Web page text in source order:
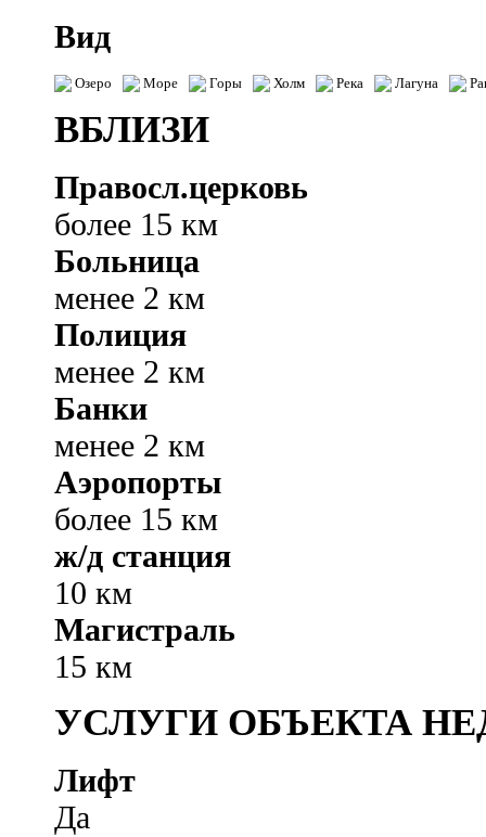
Вид
Озеро Море Горы Холм Река Лагуна
ВБЛИЗИ
Правосл.церковь
более 15 км
Больница
менее 2 км
Полиция
менее 2 км
Банки
менее 2 км
Аэропорты
более 15 км
ж/д станция
10 км
Магистраль
15 км
УСЛУГИ ОБЪЕКТА
Лифт
Да